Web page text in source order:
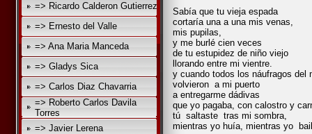
=> Ricardo Calderon Gutierrez
=> Ernesto del Valle
=> Ana Maria Manceda
=> Gladys Sica
=> Carlos Diaz Chavarria
=> Roberto Carlos Davila
Torres
=> Javier Lerena
Sabía que tu vieja espada
cortaría una a una mis venas,
mis pupilas,
y me burlé cien veces
de tu estupidez de niño viejo
llorando entre mi vientre.
y cuando todos los náufragos del
volvieron a mi puerto
a entregarme dádivas
que yo pagaba, con calostro y
tú saltaste tras mi sombra,
mientras yo huía, mientras yo